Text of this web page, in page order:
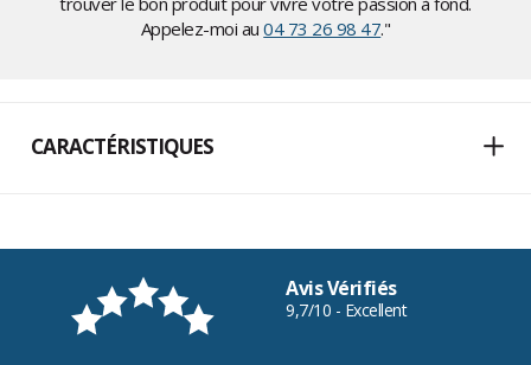
Appelez-moi au04 73 26 98 47."
CARACTÉRISTIQUES
Avis Vérifiés
9,7/10 - Excellent